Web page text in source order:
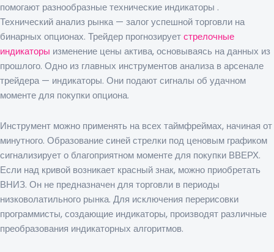
помогают разнообразные технические индикаторы .
Технический анализ рынка — залог успешной торговли на
бинарных опционах. Трейдер прогнозируетстрелочные
индикаторы изменение цены актива, основываясь на данных из
прошлого. Одно из главных инструментов анализа в арсенале
трейдера — индикаторы. Они подают сигналы об удачном
моменте для покупки опциона.
Инструмент можно применять на всех таймфреймах, начиная от
минутного. Образование синей стрелки под ценовым графиком
сигнализирует о благоприятном моменте для покупки ВВЕРХ.
Если над кривой возникает красный знак, можно приобретать
ВНИЗ. Он не предназначен для торговли в периоды
низковолатильного рынка. Для исключения перерисовки
программисты, создающие индикаторы, производят различные
преобразования индикаторных алгоритмов.